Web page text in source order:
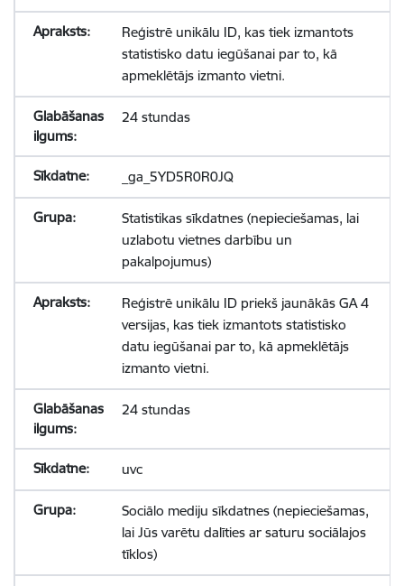
Reģistrē unikālu ID, kas tiek izmantots
statistisko datu iegūšanai par to, kā
apmeklētājs izmanto vietni.
24 stundas
_ga_5YD5R0R0JQ
Statistikas sīkdatnes (nepieciešamas, lai
uzlabotu vietnes darbību un
pakalpojumus)
Reģistrē unikālu ID priekš jaunākās GA 4
versijas, kas tiek izmantots statistisko
datu iegūšanai par to, kā apmeklētājs
izmanto vietni.
24 stundas
uvc
Sociālo mediju sīkdatnes (nepieciešamas,
lai Jūs varētu dalīties ar saturu sociālajos
tīklos)